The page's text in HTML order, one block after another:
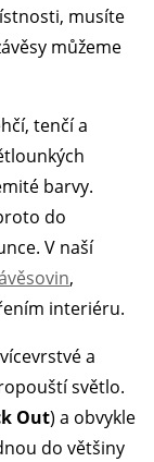
musíte
můžeme
tenčí a
barvy.
do
V naší
,
interiéru.
a
světlo.
Out) a obvykle
do většiny